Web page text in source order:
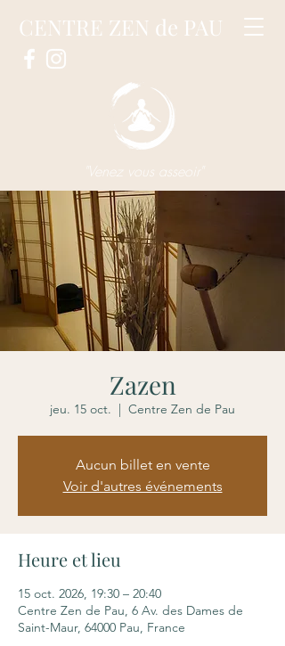
CENTRE ZEN de PAU
"Venez vous asseoir"
Zazen
jeu. 15 oct.
  |
Centre Zen de Pau
Aucun billet en vente
Voir d'autres événements
Heure et lieu
15 oct. 2026, 19:30 – 20:40
Centre Zen de Pau, 6 Av. des Dames de
Saint-Maur, 64000 Pau, France